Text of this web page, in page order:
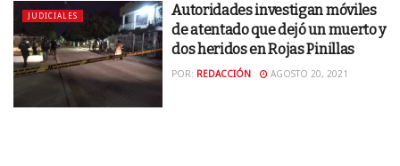
JUDICIALES
Autoridades investigan móviles
de atentado que dejó un muerto y
dos heridos en Rojas Pinillas
POR: REDACCIÓN AGOSTO 20, 2021